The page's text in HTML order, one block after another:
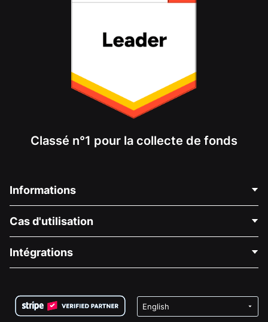
Classé n°1 pour la collecte de fonds
Informations
À propos de nous
Carrières
Confidentialité
Cas d'utilisation
Collecte de fonds médicale
Collecte de fonds caritative
Intégrations
Plugin de don Wix